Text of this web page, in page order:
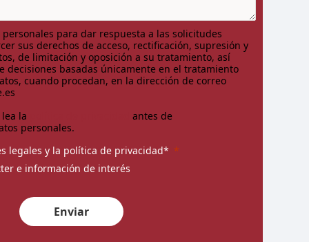
personales para dar respuesta a las solicitudes
sus derechos de acceso, rectificación, supresión y
de limitación y oposición a su tratamiento, así
decisiones basadas únicamente en el tratamiento
cuando procedan, en la dirección de correo
la
antes de
personales.
legales y la política de privacidad*
e información de interés
Enviar